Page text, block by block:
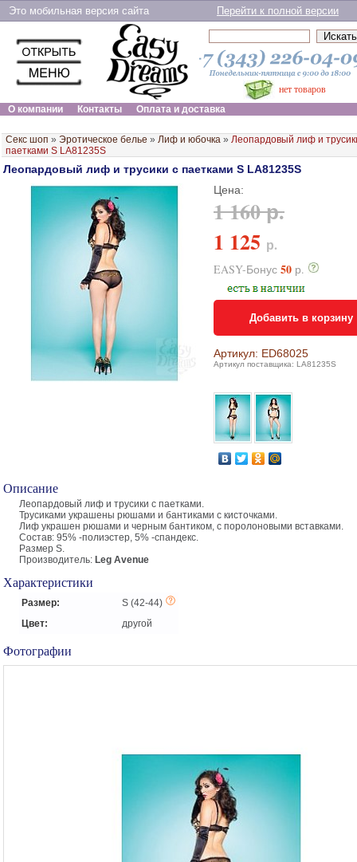
Это мобильная версия сайта Перейти к полной версии
нет товаров
О компании
Контакты Оплата и доставка
Секс шоп » Эротическое белье » Лиф и юбочка » Леопардовый лиф и
паетками S LA81235S
Леопардовый лиф и трусики с паетками S LA81235S
Цена:
1 160 р.
1 125 р.
EASY-Бонус 50 р.
Добавить в корзину
Артикул: ED68025
Артикул поставщика: LA81235S
Описание
Леопардовый лиф и трусики с паетками.
Трусиками украшены рюшами и бантиками с кисточками.
Лиф украшен рюшами и черным бантиком, с поролоновыми вставками.
Состав: 95% -полиэстер, 5% -спандекс.
Размер S.
Производитель: Leg Avenue
Характеристики
Размер:
S (42-44)
Цвет:
другой
Фотографии